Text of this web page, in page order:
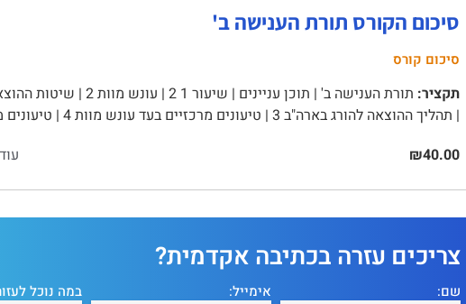
סיכום הקורס תורת הענישה ב'
סיכום קורס
תקציר:
| תהליך ההוצאה להורג בארה"ב 3 | טיעונים מרכזיים בעד עונש מוות 4 | טיעונים מוסריים נגד עונש מוות 4 | טיעונים …
₪40.00
צריכים עזרה בכתיבה אקדמית?
שם: אימייל: במה נוכל